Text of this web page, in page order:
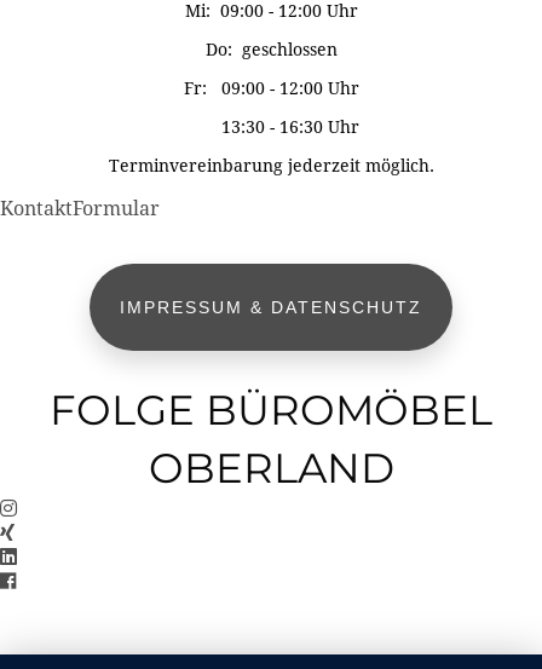
Mi: 09:00 - 12:00 Uhr
Do: geschlossen
Fr: 09:00 - 12:00 Uhr
13:30 - 16:30 Uhr
Terminvereinbarung jederzeit möglich.
KontaktFormular
IMPRESSUM & DATENSCHUTZ
FOLGE BÜROMÖBEL
OBERLAND